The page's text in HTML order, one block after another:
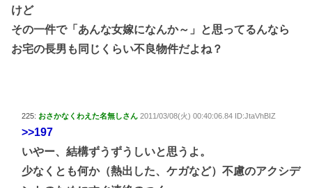
けど
その一件で「あんな女嫁になんか～」と思ってるんなら
お宅の長男も同じくらい不良物件だよね？
225: おさかなくわえた名無しさん 2011/03/08(火) 00:40:06.84 ID:JtaVhBIZ
>>197
いやー、結構ずうずうしいと思うよ。
少なくとも何か（熱出した、ケガなど）不慮のアクシデ